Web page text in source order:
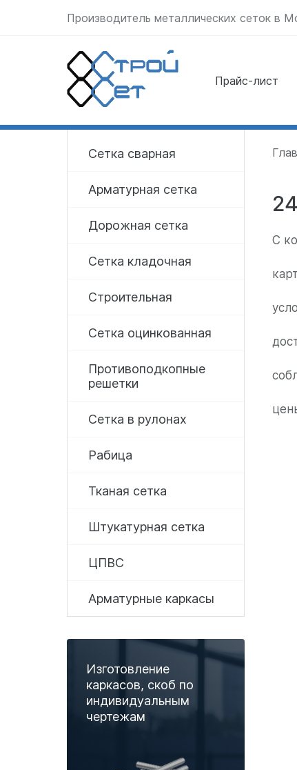
Производитель металлических сеток в
Прайс-лист
Отправить заявку
прямо сейчас
Изготовление
каркасов, скоб по
индивидуальным
чертежам
Сетка сварная
Арматурная сетка
Дорожная сетка
Сетка кладочная
Строительная
Сетка оцинкованная
Противоподкопные
решетки
Сетка в рулонах
Рабица
Тканая сетка
Штукатурная сетка
ЦПВС
Арматурные каркасы
С